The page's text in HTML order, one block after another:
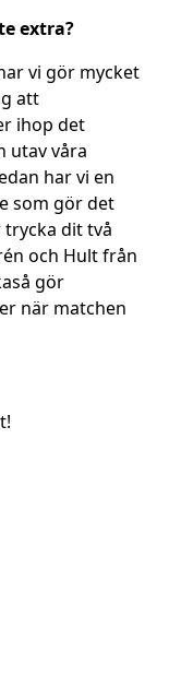
extra?
vi gör mycket
att
ihop det
utav våra
har vi en
som gör det
dit två
och Hult från
gör
när matchen